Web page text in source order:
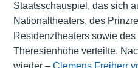
Staatsschauspiel, das sich
Nationaltheaters, des
Residenztheaters sowie
Theresienhöhe verteilte.